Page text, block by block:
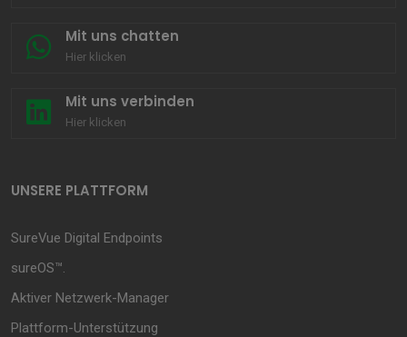
Mit uns chatten
Hier klicken
Mit uns verbinden
Hier klicken
UNSERE PLATTFORM
SureVue Digital Endpoints
sureOS™.
Aktiver Netzwerk-Manager
Plattform-Unterstützung